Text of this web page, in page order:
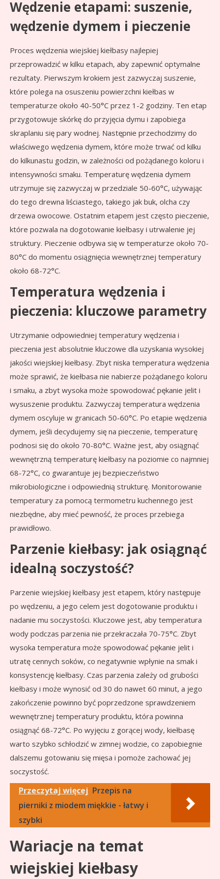
Wędzenie etapami: suszenie,
wędzenie dymem i pieczenie
Proces wędzenia wiejskiej kiełbasy najlepiej
przeprowadzić w kilku etapach, aby zapewnić optymalne
rezultaty. Pierwszym krokiem jest zazwyczaj suszenie,
które polega na osuszeniu powierzchni kiełbas w
temperaturze około 40-50°C przez 1-2 godziny. Ten etap
przygotowuje skórkę do przyjęcia dymu i zapobiega
skraplaniu się pary wodnej. Następnie przechodzimy do
właściwego wędzenia dymem, które może trwać od kilku
do kilkunastu godzin, w zależności od pożądanego koloru i
intensywności smaku. Temperaturę wędzenia dymem
utrzymuje się zazwyczaj w przedziale 50-60°C, używając
do tego drewna liściastego, takiego jak buk, olcha czy
drzewa owocowe. Ostatnim etapem jest często pieczenie,
które pozwala na dogotowanie kiełbasy i utrwalenie jej
struktury. Pieczenie odbywa się w temperaturze około 70-
80°C do momentu osiągnięcia wewnętrznej temperatury
około 68-72°C.
Temperatura wędzenia i
pieczenia: kluczowe parametry
Utrzymanie odpowiedniej temperatury wędzenia i
pieczenia jest absolutnie kluczowe dla uzyskania wysokiej
jakości wiejskiej kiełbasy. Zbyt niska temperatura wędzenia
może sprawić, że kiełbasa nie nabierze pożądanego koloru
i smaku, a zbyt wysoka może spowodować pękanie jelit i
wysuszenie produktu. Zazwyczaj temperatura wędzenia
dymem oscyluje w granicach 50-60°C. Po etapie wędzenia
dymem, jeśli decydujemy się na pieczenie, temperaturę
podnosi się do około 70-80°C. Ważne jest, aby osiągnąć
wewnętrzną temperaturę kiełbasy na poziomie co najmniej
68-72°C, co gwarantuje jej bezpieczeństwo
mikrobiologiczne i odpowiednią strukturę. Monitorowanie
temperatury za pomocą termometru kuchennego jest
niezbędne, aby mieć pewność, że proces przebiega
prawidłowo.
Parzenie kiełbasy: jak osiągnąć
idealną soczystość?
Parzenie wiejskiej kiełbasy jest etapem, który następuje
po wędzeniu, a jego celem jest dogotowanie produktu i
nadanie mu soczystości. Kluczowe jest, aby temperatura
wody podczas parzenia nie przekraczała 70-75°C. Zbyt
wysoka temperatura może spowodować pękanie jelit i
utratę cennych soków, co negatywnie wpłynie na smak i
konsystencję kiełbasy. Czas parzenia zależy od grubości
kiełbasy i może wynosić od 30 do nawet 60 minut, a jego
zakończenie powinno być poprzedzone sprawdzeniem
wewnętrznej temperatury produktu, która powinna
osiągnąć 68-72°C. Po wyjęciu z gorącej wody, kiełbasę
warto szybko schłodzić w zimnej wodzie, co zapobiegnie
dalszemu gotowaniu się mięsa i pomoże zachować jej
soczystość.
Przeczytaj więcej Przepis na
pierniki z miodem miękkie - łatwy i
szybki
Wariacje na temat
wiejskiej kiełbasy